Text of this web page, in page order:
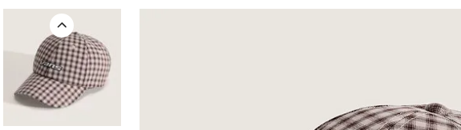
3.
sk8-hi
7.
authentic